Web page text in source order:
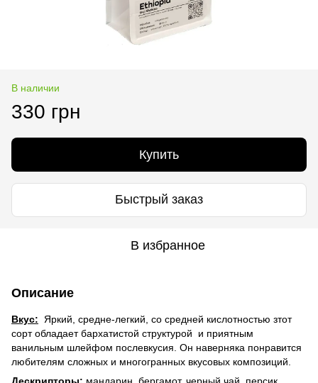
В наличии
330 грн
Купить
Быстрый заказ
В избранное
Описание
Вкус:
Яркий, средне-легкий, со средней кислотностью зтот
сорт обладает бархатистой структурой и приятным
ванильным шлейфом послевкусия. Он наверняка понравится
любителям сложных и многогранных вкусовых композиций.
Дескрипторы: мандарин, бергамот, черный чай, персик